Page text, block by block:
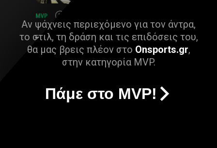
Αν ψάχνεις περιεχόμενο για τον άντρα,
το στιλ, τη δράση και τις επιδόσεις του,
θα μας βρεις πλέον στο Onsports.gr,
στην κατηγορία MVP.
Πάμε στο MVP!